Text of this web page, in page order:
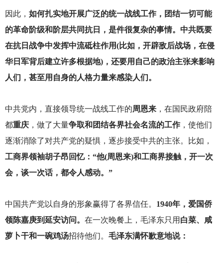
因此， 如何扎实地开展广泛的统一战线工作，团结一切可能
的革命阶级和阶层共同抗日，是件很复杂的事情。中共既要
在抗日战争中发挥中流砥柱作用(比如，开辟敌后战场，在侵
华日军背后建立许多根据地)，还要用自己的政治主张来影响
人们，甚至用自身的人格力量来感染人们。
中共党内，直接领导统一战线工作的周恩来，在国民政府陪
都重庆，做了大量争取和团结各界社会名流的工作，使他们
逐渐消除了对共产党的疑惧，逐步接受中共的主张。比如，
工商界领袖胡子昂回忆：“他(周恩来)和工商界接触，开一次
会，谈一次话，都令人感动。”
中国共产党以自身的形象赢得了各界信任。 1940年，爱国侨
领陈嘉庚到延安访问。 在一次晚餐上，毛泽东只用 白菜、咸
萝卜干和一碗鸡汤招待他们。 毛泽东满怀歉意地说：